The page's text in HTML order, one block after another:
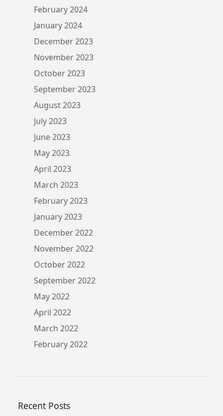
February 2024
January 2024
December 2023
November 2023
October 2023
September 2023
August 2023
July 2023
June 2023
May 2023
April 2023
March 2023
February 2023
January 2023
December 2022
November 2022
October 2022
September 2022
May 2022
April 2022
March 2022
February 2022
Recent Posts